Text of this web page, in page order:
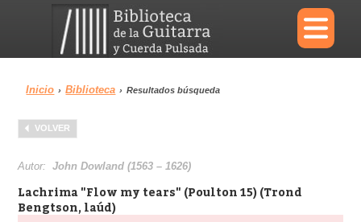
×
Menu
Biblioteca
Inicio › Biblioteca › Resultados búsqueda
VOLVER
Autor:John Dowland (1563 – 1626)
Lachrima "Flow my tears" (Poulton 15) (Trond
Bengtson, laúd)